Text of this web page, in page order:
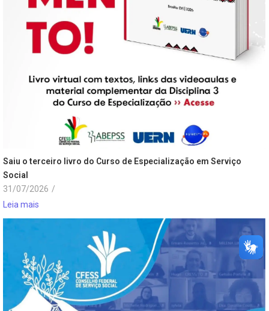
Saiu o terceiro livro do Curso de Especialização em Serviço
Social
31/07/2026 /
Leia mais